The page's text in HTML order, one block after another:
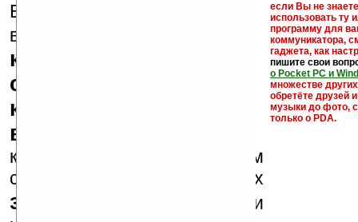
Еще раз обращаем
внимание, что
кряки - лекарства,
серийные номера,
ключи и ссылки на
варезные сайты
если Вы не
использовать ту
программу для
коммуникатора,
гаджета, как
пишите свои
о Pocket PC и
множестве
обретёте друзей
музыки до фото,
только о PDA.
к публикации на нашем
сайте в комментариях
запрещены
, как и